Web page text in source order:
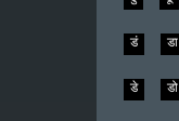
डं डा
डे डो